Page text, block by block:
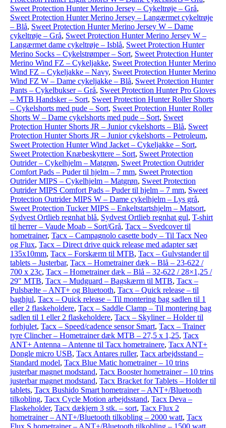
Sweet Protection Hunter Merino Jersey – Cykeltrøje – Grå,
Sweet Protection Hunter Merino Jersey – Langærmet cykeltrøje
– Blå, Sweet Protection Hunter Merino Jersey W – Dame
cykeltrøje – Grå, Sweet Protection Hunter Merino Jersey W –
Langærmet dame cykeltrøje – Isblå, Sweet Protection Hunter
Merino Socks – Cykelstrømper – Sort, Sweet Protection Hunter
Merino Wind FZ – Cykeljakke, Sweet Protection Hunter Merino
Wind FZ – Cykeljakke – Navy, Sweet Protection Hunter Merino
Wind FZ W – Dame cykeljakke – Blå, Sweet Protection Hunter
Pants – Cykelbukser – Grå, Sweet Protection Hunter Pro Gloves
– MTB Handsker – Sort, Sweet Protection Hunter Roller Shorts
– Cykelshorts med pude – Sort, Sweet Protection Hunter Roller
Shorts W – Dame cykelshorts med pude – Sort, Sweet
Protection Hunter Shorts JR – Junior cykelshorts – Blå, Sweet
Protection Hunter Shorts JR – Junior cykelshorts – Petroleum,
Sweet Protection Hunter Wind Jacket – Cykeljakke – Sort,
Sweet Protection Knæbeskyttere – Sort, Sweet Protection
Outrider – Cykelhjelm – Matgrøn, Sweet Protection Outrider
Comfort Pads – Puder til hjelm – 7 mm, Sweet Protection
Outrider MIPS – Cykelhjelm – Matgrøn, Sweet Protection
Outrider MIPS Comfort Pads – Puder til hjelm – 7 mm, Sweet
Protection Outrider MIPS W – Dame cykelhjelm – Lys grå,
Sweet Protection Tucker MIPS – Enkeltstartshjelm – Matsort,
Sydvest Ortlieb regnhat blå, Sydvest Ortlieb regnhat gul, T-shirt
til herrer – Vaude Moab – Sort/Grå, Tacx – Svedcover til
hometrainer, Tacx – Campagnolo casette body – Til Tacx Neo
og Flux, Tacx – Direct drive quick release med adapter sæt
135x10mm, Tacx – Forskærm til MTB, Tacx – Gulvstander til
tablets – Justerbar, Tacx – Hometrainer dæk – Blå – 23-622 /
700 x 23c, Tacx – Hometrainer dæk – Blå – 32-622 / 28×1,25 /
29" MTB, Tacx – Mudguard – Bagskærm til MTB, Tacx –
Pulsbælte – ANT+ og Bluetooth, Tacx – Quick release – til
baghjul, Tacx – Quick release – Til montering bag sadlen til 1
eller 2 flaskeholdere, Tacx – Saddle Clamp – Til montering bag
sadlen til 1 eller 2 flaskeholdere, Tacx – Skyliner – Holder til
forhjulet, Tacx – Speed/cadence sensor Smart, Tacx – Trainer
tyre Clincher – Hometrainer dæk MTB – 27,5 x 1,25, Tacx
ANT+ Antenna – Antenne til Tacx hometrainere, Tacx ANT+
Dongle micro USB, Tacx Antares ruller, Tacx arbejdsstand –
Standard model, Tacx Blue Matic hometrainer – 10 trins
justerbar magnet modstand, Tacx Booster hometrainer – 10 trins
justerbar magnet modstand, Tacx Bracket for Tablets – Holder til
tablets, Tacx Bushido Smart hometrainer – ANT+/Bluetooth
tilkobling, Tacx Cycle Motion arbejdsstand, Tacx Deva –
Flaskeholder, Tacx dækjern 3 stk. – sort, Tacx Flux 2
hometrainer – ANT+/Bluetooth tilkobling – 2000 watt, Tacx
Flux S hometrainer – ANT+/Bluetooth tilkobling – 1500 watt,